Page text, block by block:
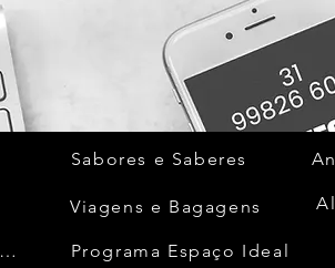
Horizonte dos Inconfidentes
Sabores e Saberes
Viagens e Bagagens
Programa Espaço Ideal